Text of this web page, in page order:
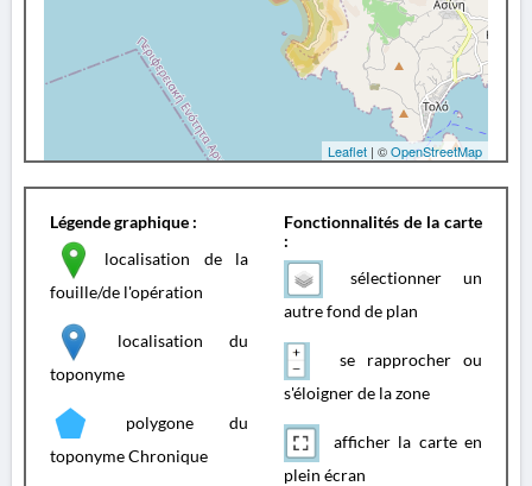
Leaflet | ©OpenStreetMap
Légende graphique :
localisation de la
fouille/de l'opération
localisation du
toponyme
polygone du
toponyme Chronique
Fonctionnalités de la carte
:
sélectionner un
autre fond de plan
se rapprocher ou
s'éloigner de la zone
afficher la carte en
plein écran